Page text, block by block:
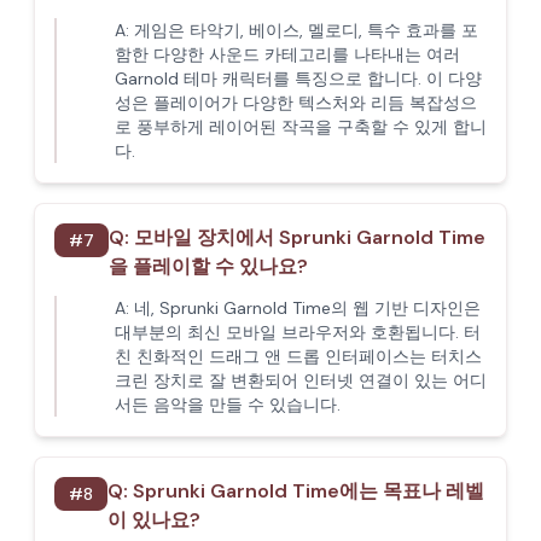
A: 게임은 타악기, 베이스, 멜로디, 특수 효과를 포
함한 다양한 사운드 카테고리를 나타내는 여러
Garnold 테마 캐릭터를 특징으로 합니다. 이 다양
성은 플레이어가 다양한 텍스처와 리듬 복잡성으
로 풍부하게 레이어된 작곡을 구축할 수 있게 합니
다.
#7 Q: 모바일 장치에서 Sprunki Garnold Time
을 플레이할 수 있나요?
A: 네, Sprunki Garnold Time의 웹 기반 디자인은
대부분의 최신 모바일 브라우저와 호환됩니다. 터
친 친화적인 드래그 앤 드롭 인터페이스는 터치스
크린 장치로 잘 변환되어 인터넷 연결이 있는 어디
서든 음악을 만들 수 있습니다.
#8 Q: Sprunki Garnold Time에는 목표나 레벨
이 있나요?